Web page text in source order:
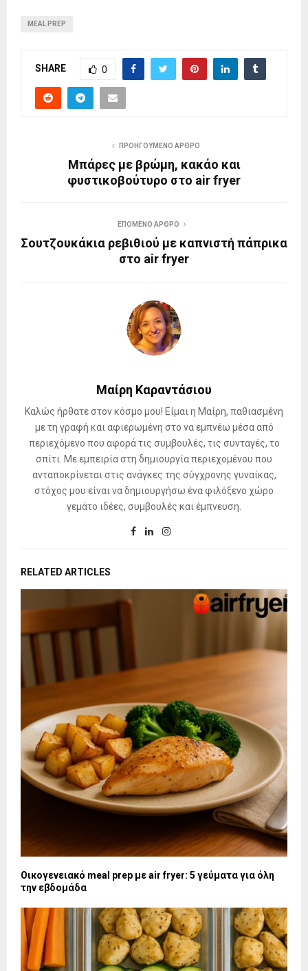
MEAL PREP
SHARE 0
ΠΡΟΗΓΟΎΜΕΝΟ ΆΡΘΡΟ
Μπάρες με βρώμη, κακάο και
φυστικοβούτυρο στο air fryer
ΕΠΌΜΕΝΟ ΆΡΘΡΟ
Σουτζουκάκια ρεβιθιού με καπνιστή πάπρικα
στο air fryer
Μαίρη Καραντάσιου
Καλώς ήρθατε στον κόσμο μου! Είμαι η Μαίρη, παθιασμένη
με τη γραφή και αφιερωμένη στο να εμπνέω μέσα από
περιεχόμενο που αφορά τις συμβουλές, τις συνταγές, το
σπίτι. Με εμπειρία στη δημιουργία περιεχομένου που
ανταποκρίνεται στις ανάγκες της σύγχρονης γυναίκας,
στόχος μου είναι να δημιουργήσω ένα φιλόξενο χώρο
γεμάτο ιδέες, συμβουλές και έμπνευση.
RELATED ARTICLES
Οικογενειακό meal prep με air fryer: 5 γεύματα για όλη
την εβδομάδα